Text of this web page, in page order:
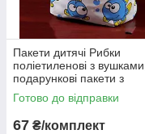
Пакети дитячі Рибки
поліетиленові з вушками,
подарункові пакети з
малюнком для солодощів
25х15.5 см 10 шт.
Готово до відправки
67 ₴/комплект